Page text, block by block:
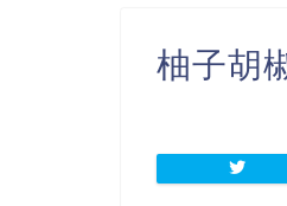
柚子胡